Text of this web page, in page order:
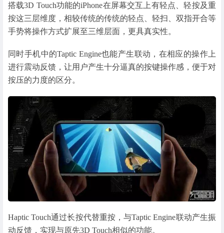
搭载3D Touch功能的iPhone在屏幕交互上有轻点、轻按及重
按这三层维度，相较传统的传统的轻点、轻扫、双指开合等
手势将操作方式扩展至三维层面，更具真实性。
同时手机中的Taptic Engine也能产生联动，在相应的操作上
进行震动反馈，让用户产生十分逼真的按键操作感，便于对
按压的力度的区分。
Haptic Touch通过长按代替重按，与Taptic Engine联动产生振
动反馈，实现与原先3D Touch相似的功能。